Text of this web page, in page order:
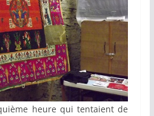
heure qui tentaient de